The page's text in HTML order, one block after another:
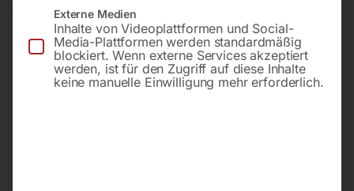
Sie haben Fragen zu diesem
Externe Medien
Inhalte von Videoplattformen und Social-
Media-Plattformen werden standardmäßig
blockiert. Wenn externe Services akzeptiert
werden, ist für den Zugriff auf diese Inhalte
keine manuelle Einwilligung mehr erforderlich.